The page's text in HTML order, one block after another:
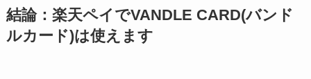
結論：楽天ペイでVANDLE CARD(バンド
ルカード)は使えます